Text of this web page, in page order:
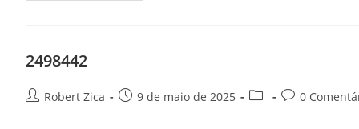
2498442
Robert Zica 9 de maio de 2025 0